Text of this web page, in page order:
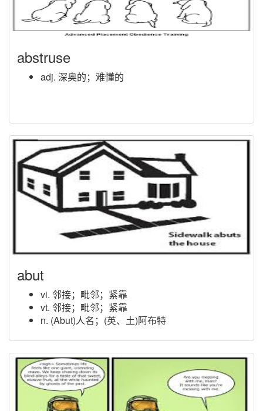
abstruse
adj. 深奥的；难懂的
abut
vi. 邻接；毗邻；紧靠
vt. 邻接；毗邻；紧靠
n. (Abut)人名；(英、土)阿布特